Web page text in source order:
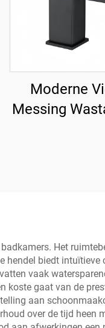
Moderne
Messing
Het
hendel biedt intuïtieve
vaak
koste gaat van de
aan
over de tijd heen